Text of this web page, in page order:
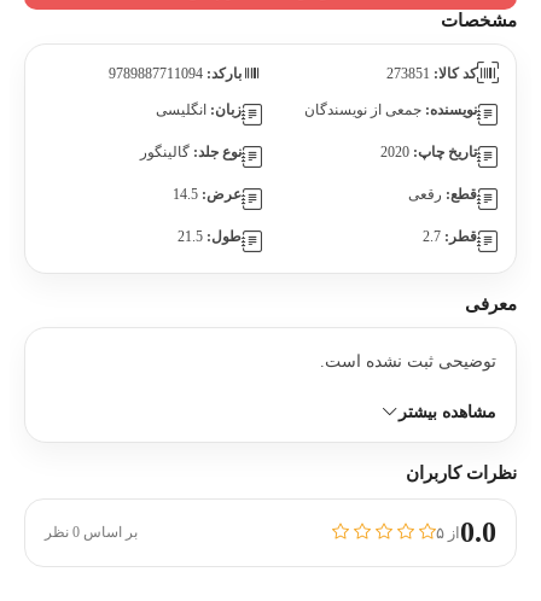
مشخصات
کد کالا: بارکد:
نویسنده: جمعی از نویسندگان زبان: انگلیسی
تاریخ چاپ: 2020 نوع جلد: گالینگور
قطع: رقعی عرض: 14.5
قطر: 2.7 طول: 21.5
معرفی
توضیحی ثبت نشده است.
مشاهده بیشتر
نظرات کاربران
0.0از ۵ بر اساس 0 نظر